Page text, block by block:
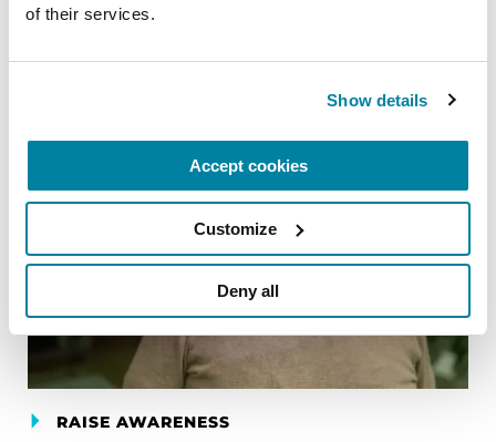
of their services.
Show details
Accept cookies
Customize
Deny all
RAISE AWARENESS